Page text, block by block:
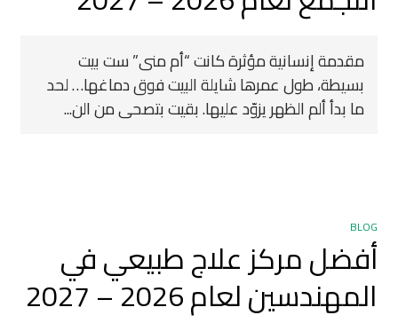
مقدمة إنسانية مؤثرة كانت “أم منى” ست بيت
بسيطة، طول عمرها شايلة البيت فوق دماغها… لحد
ما بدأ ألم الظهر يزوّد عليها. بقيت بتصحى من الن...
BLOG
أفضل مركز علاج طبيعي في
المهندسين لعام 2026 – 2027